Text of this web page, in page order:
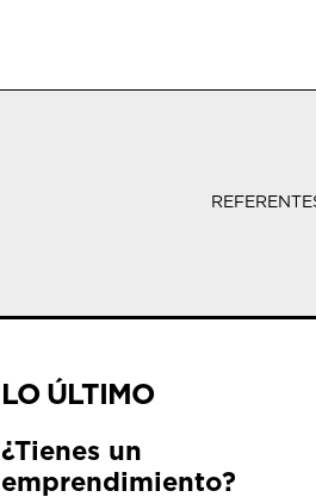
LO ÚLTIMO
¿Tienes un
emprendimiento?